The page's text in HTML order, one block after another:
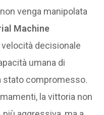
venga manipolata
Machine
decisionale
umana di
stato compromesso.
la vittoria non